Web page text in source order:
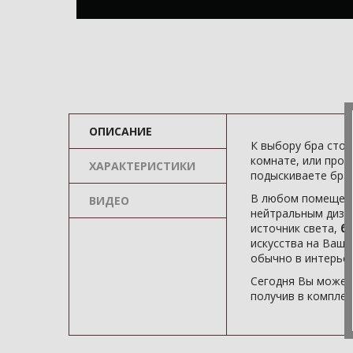
ОПИСАНИЕ
ХАРАКТЕРИСТИКИ
ВИДЕО
К выбору бра
комнате, или
подыскиваете бра
В любом
нейтральным
источник света,
искусства на
обычно в
Сегодня Вы
получив в